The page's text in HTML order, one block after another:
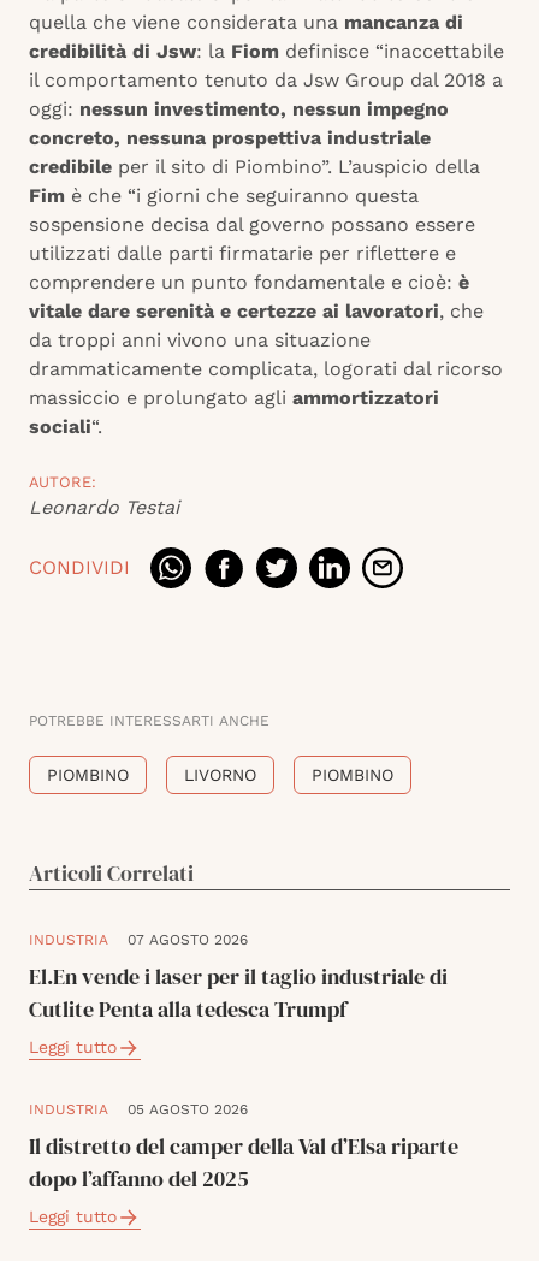
quella che viene considerata una mancanza di
credibilità di Jsw: la Fiom definisce “inaccettabile
il comportamento tenuto da Jsw Group dal 2018 a
oggi: nessun investimento, nessun impegno
concreto, nessuna prospettiva industriale
credibile per il sito di Piombino”. L’auspicio della
Fim è che “i giorni che seguiranno questa
sospensione decisa dal governo possano essere
utilizzati dalle parti firmatarie per riflettere e
comprendere un punto fondamentale e cioè: è
vitale dare serenità e certezze ai lavoratori, che
da troppi anni vivono una situazione
drammaticamente complicata, logorati dal ricorso
massiccio e prolungato agli ammortizzatori
sociali“.
AUTORE:
Leonardo Testai
CONDIVIDI
POTREBBE INTERESSARTI ANCHE
PIOMBINO LIVORNO PIOMBINO
Articoli Correlati
INDUSTRIA 07 AGOSTO 2026
El.En vende i laser per il taglio industriale di
Cutlite Penta alla tedesca Trumpf
Leggi tutto
INDUSTRIA 05 AGOSTO 2026
Il distretto del camper della Val d’Elsa riparte
dopo l’affanno del 2025
Leggi tutto